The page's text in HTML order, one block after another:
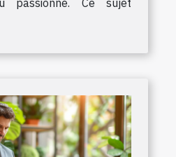
passionné. Ce sujet